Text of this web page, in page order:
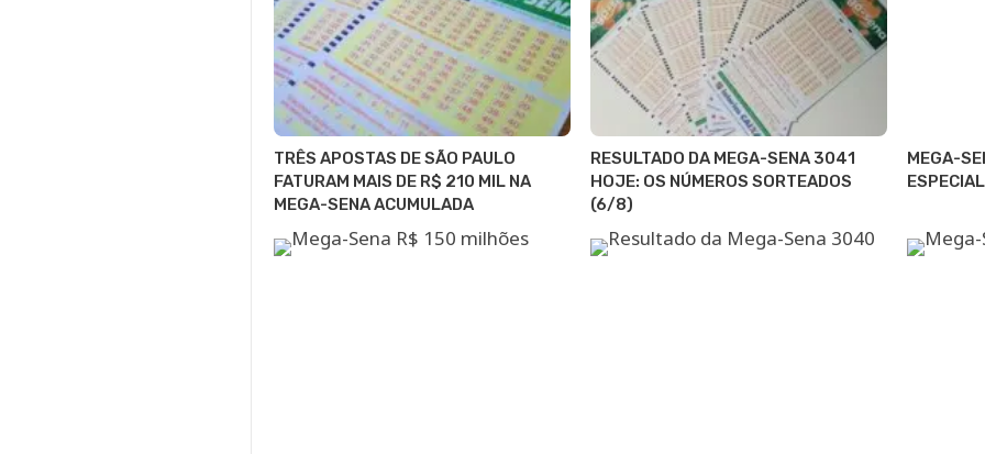
TRÊS APOSTAS DE SÃO PAULO
FATURAM MAIS DE R$ 210 MIL NA
MEGA-SENA ACUMULADA
RESULTADO DA MEGA-SENA 3041
HOJE: OS NÚMEROS SORTEADOS
(6/8)
MEGA-